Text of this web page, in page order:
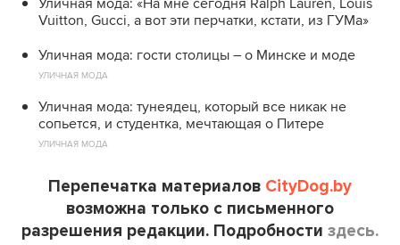
Vuitton, Gucci, а вот эти перчатки, кстати, из ГУМа»
Уличная мода: гости столицы – о Минске и моде
УЛИЧНАЯ МОДА
Уличная мода: тунеядец, который все никак не
сопьется, и студентка, мечтающая о Питере
УЛИЧНАЯ МОДА
Перепечатка материалов CityDog.by
возможна только с письменного
разрешения редакции. Подробности здесь.